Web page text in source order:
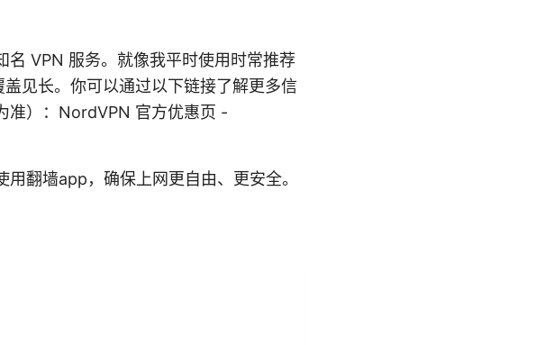
VPN 服务。就像我平时使用时常推荐
见长。你可以通过以下链接了解更多信
准）：NordVPN 官方优惠页 -
翻墙app，确保上网更自由、更安全。